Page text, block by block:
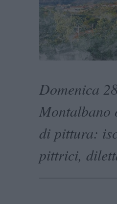
Domenica
Montalbano
di pittura:
pittrici,